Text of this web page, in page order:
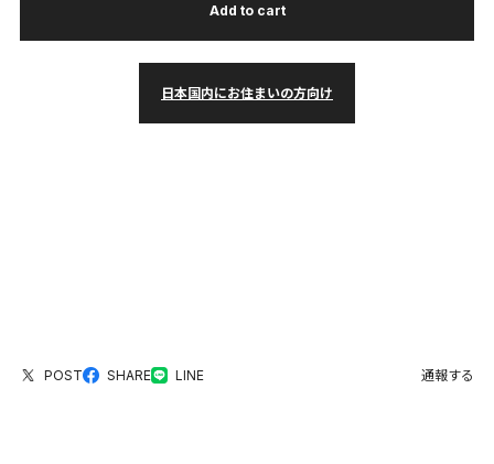
Add to cart
日本国内にお住まいの方向け
POST SHARE LINE 通報する